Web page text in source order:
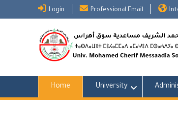
Login Professional Email
Home University